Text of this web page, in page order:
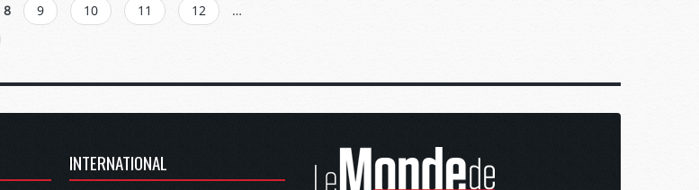
8 9 10 11 12
…
INTERNATIONAL